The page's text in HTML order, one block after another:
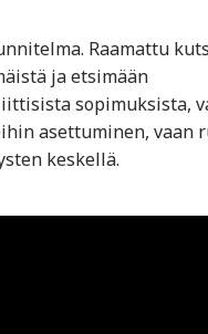
Raamattu
ja etsimään
sopimuksista,
asettuminen, vaan
keskellä.